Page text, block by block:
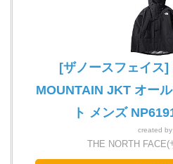
[ザノースフェイス
MOUNTAIN JKT オー
ト メンズ
created by
THE NORTH